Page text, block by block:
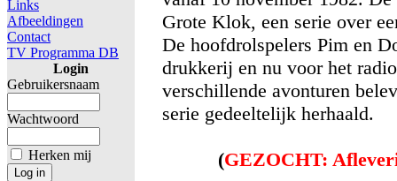
Links
Afbeeldingen
Contact
TV Programma DB
Login
Gebruikersnaam
Wachtwoord
Herken mij
Grote Klok, een serie over
De hoofdrolspelers Pim en
drukkerij en nu voor het
verschillende avonturen
serie gedeeltelijk herhaald.
(GEZOCHT: